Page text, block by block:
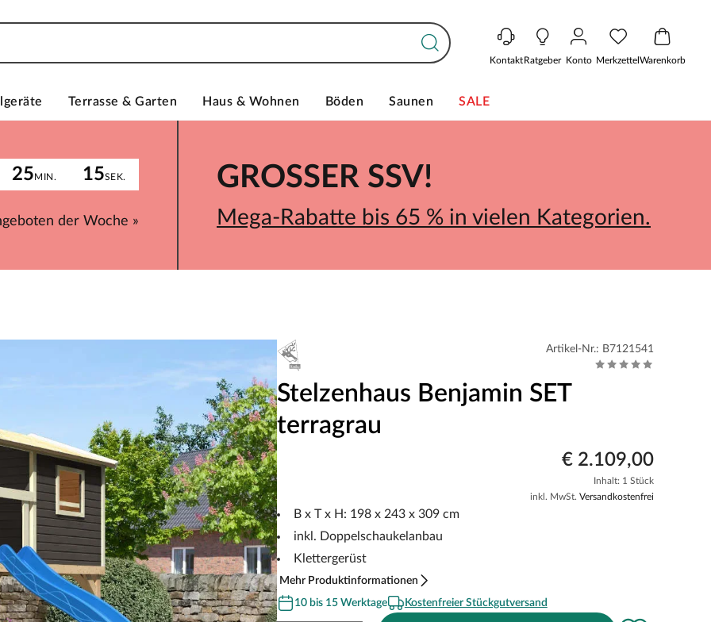
KontaktRatgeber Konto MerkzettelWarenkorb
Terrasse & Garten Haus & Wohnen Böden Saunen SALE
25MIN. 15SEK.
der Woche »
GROSSER SSV!
Mega-Rabatte bis 65 % in vielen Kategorien.
Artikel-Nr.: B7121541
Stelzenhaus Benjamin SET
terragrau
€ 2.109,00
Inhalt: 1 Stück
inkl. MwSt. Versandkostenfrei
B x T x H: 198 x 243 x 309 cm
inkl. Doppelschaukelanbau
Klettergerüst
Mehr Produktinformationen
10 bis 15 Werktage
Kostenfreier Stückgutversand